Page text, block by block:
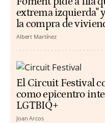
extrema izquierda"
la compra de
Albert Martínez
El Circuit Festival
como epicentro
LGTBIQ+
Joan Arcos